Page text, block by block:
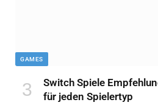
GAMES
Switch Spiele
für jeden Spielertyp